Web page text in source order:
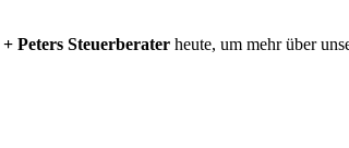
Peters Steuerberater heute, um mehr über